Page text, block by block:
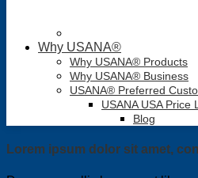
Why USANA®
Why USANA® Products
Why USANA® Business
USANA® Preferred
USANA USA Price
Blog
Lorem ipsum dolor sit amet,